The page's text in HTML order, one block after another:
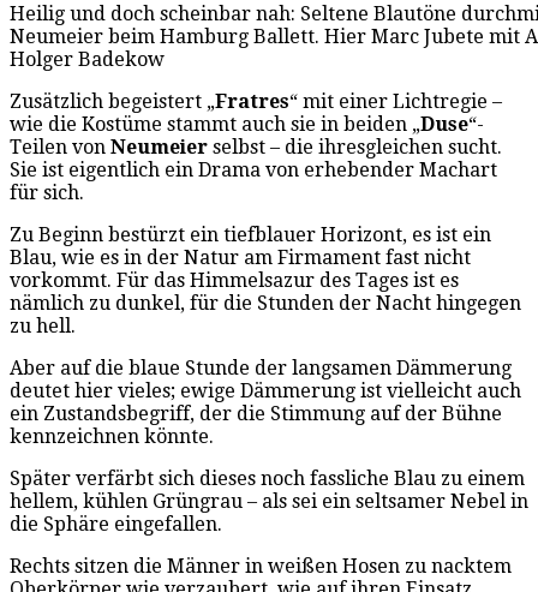
Heilig und doch scheinbar nah: Seltene Blautöne
Neumeier beim Hamburg Ballett. Hier Marc Jubete mit
Holger Badekow
Zusätzlich begeistert „Fratres“ mit einer Lichtregie –
wie die Kostüme stammt auch sie in beiden „Duse“-
Teilen von Neumeier selbst – die ihresgleichen sucht.
Sie ist eigentlich ein Drama von erhebender Machart
für sich.
Zu Beginn bestürzt ein tiefblauer Horizont, es ist ein
Blau, wie es in der Natur am Firmament fast nicht
vorkommt. Für das Himmelsazur des Tages ist es
nämlich zu dunkel, für die Stunden der Nacht hingegen
zu hell.
Aber auf die blaue Stunde der langsamen Dämmerung
deutet hier vieles; ewige Dämmerung ist vielleicht auch
ein Zustandsbegriff, der die Stimmung auf der Bühne
kennzeichnen könnte.
Später verfärbt sich dieses noch fassliche Blau zu einem
hellem, kühlen Grüngrau – als sei ein seltsamer Nebel in
die Sphäre eingefallen.
Rechts sitzen die Männer in weißen Hosen zu nacktem